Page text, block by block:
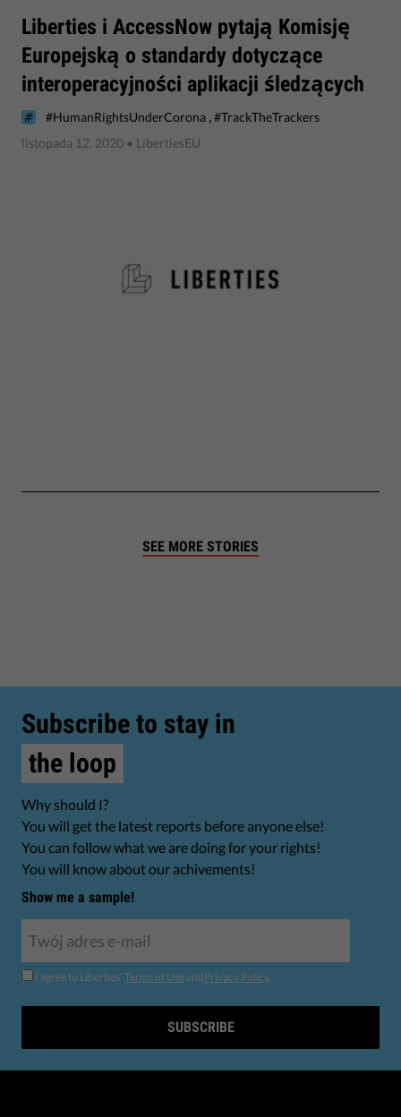
​Liberties i AccessNow pytają Komisję
Europejską o standardy dotyczące
interoperacyjności aplikacji śledzących
#HumanRightsUnderCorona ,#TrackTheTrackers
listopada 12, 2020 • LibertiesEU
SEE MORE STORIES
Subscribe to stay in
the loop
Why should I?
You will get the latest reports before anyone else!
You can follow what we are doing for your rights!
You will know about our achivements!
Show me a sample!
I agree to Liberties' Terms of Use andPrivacy Policy.
SUBSCRIBE